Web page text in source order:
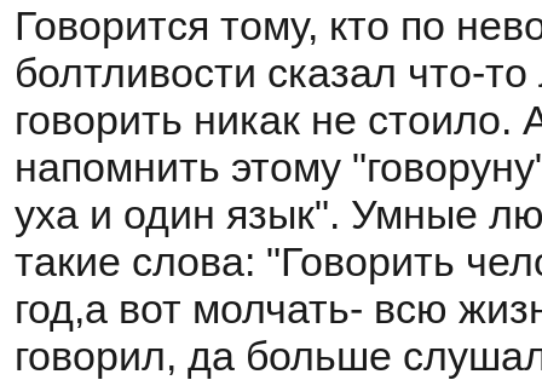
Говорится тому, кто по
болтливости сказал что-
говорить никак не
напомнить этому
уха и один язык". Умные
такие слова: "Говорить
год,а вот молчать- всю
говорил, да больше